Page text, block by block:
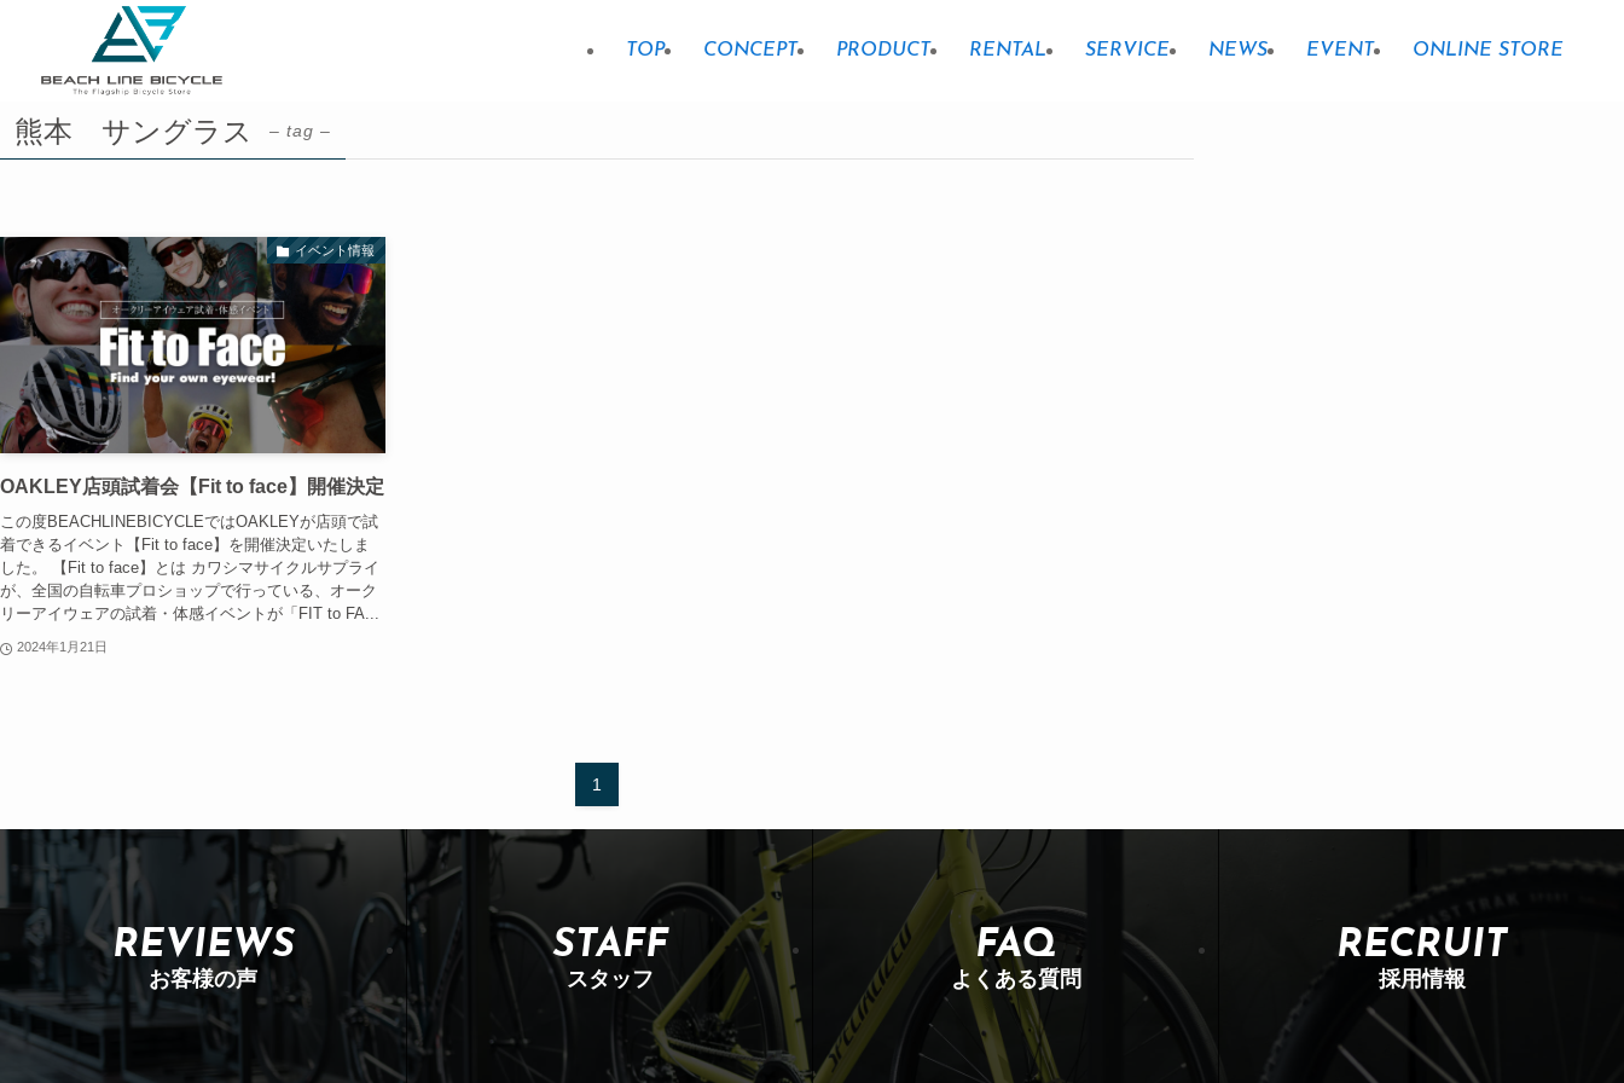
TOP CONCEPT PRODUCT RENTAL SERVICE NEWS EVENT ONLINE STORE
熊本 サングラス – tag –
イベント情報
OAKLEY店頭試着会【Fit to face】開催決定
この度BEACHLINEBICYCLEではOAKLEYが店頭で試
着できるイベント【Fit to face】を開催決定いたしま
した。 【Fit to face】とは カワシマサイクルサプライ
が、全国の自転車プロショップで行っている、オーク
リーアイウェアの試着・体感イベントが「FIT to FA...
2024年1月21日
1
REVIEWS
お客様の声
STAFF
スタッフ
FAQ
よくある質問
RECRUIT
採用情報